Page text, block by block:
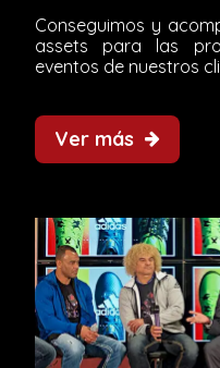
Conseguimos y
assets para las
eventos de nuestros
Ver más